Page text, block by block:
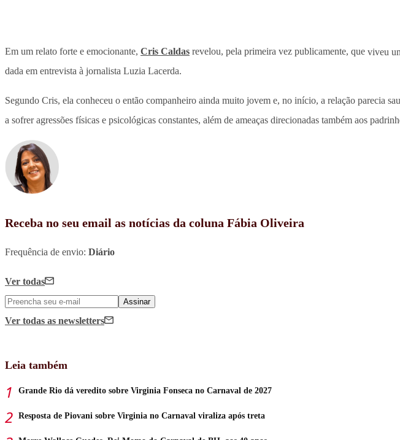
Em um relato forte e emocionante, Cris Caldas revelou, pela primeira vez publicamente, que viveu
dada em entrevista à jornalista Luzia Lacerda.
Segundo Cris, ela conheceu o então companheiro ainda muito jovem e, no início, a relação parecia
a sofrer agressões físicas e psicológicas constantes, além de ameaças direcionadas também aos
Receba no seu email as notícias da coluna Fábia Oliveira
Frequência de envio: Diário
Ver todas
Assinar
Ver todas as newsletters
Leia também
Grande Rio dá veredito sobre Virginia Fonseca no Carnaval de 2027
Resposta de Piovani sobre Virginia no Carnaval viraliza após treta